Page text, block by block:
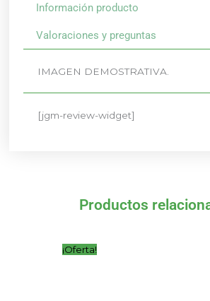
Información producto
Valoraciones y preguntas
IMAGEN DEMOSTRATIVA.
[jgm-review-widget]
Productos
¡Oferta!
El
precio
El
precio